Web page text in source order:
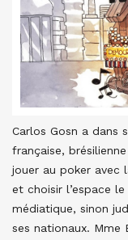
Carlos Gosn a dans
française,
jouer au poker avec
et choisir l’espace
médiatique, sinon
ses nationaux.